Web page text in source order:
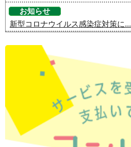
お知らせ
新型コロナウイルス感染症対策に...